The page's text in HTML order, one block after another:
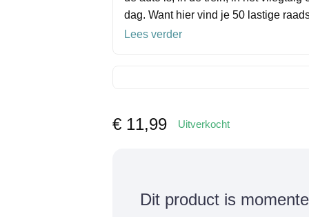
dag. Want hier vind je 50 lastige
Lees verder
€ 11,99 Uitverkocht
Dit product is